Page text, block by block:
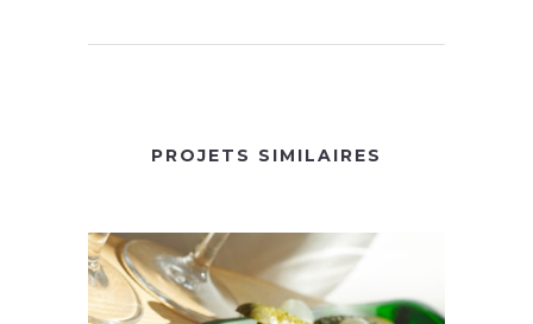
PROJETS SIMILAIRES